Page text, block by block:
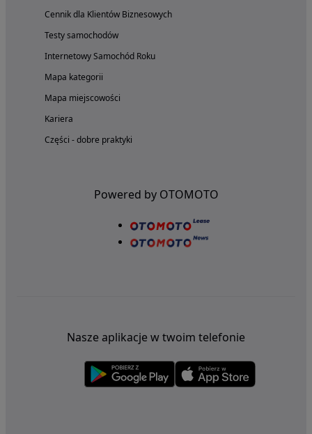
Cennik dla Klientów Biznesowych
Testy samochodów
Internetowy Samochód Roku
Mapa kategorii
Mapa miejscowości
Kariera
Części - dobre praktyki
Powered by OTOMOTO
Nasze aplikacje w twoim telefonie